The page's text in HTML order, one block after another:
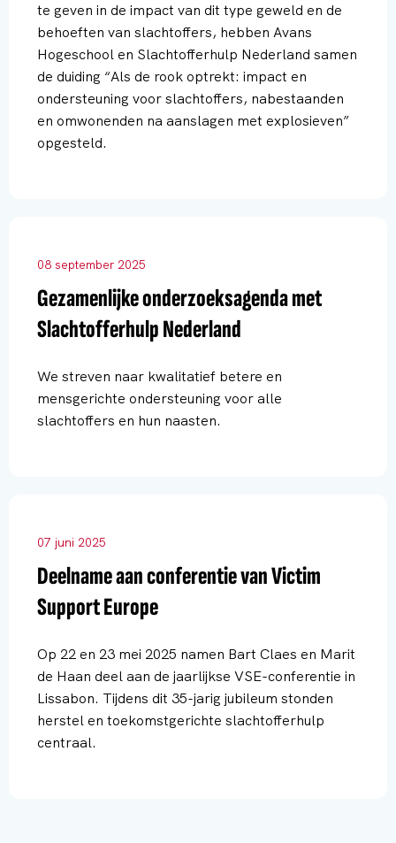
te geven in de impact van dit type geweld en de
behoeften van slachtoffers, hebben Avans
Hogeschool en Slachtofferhulp Nederland samen
de duiding “Als de rook optrekt: impact en
ondersteuning voor slachtoffers, nabestaanden
en omwonenden na aanslagen met explosieven”
opgesteld.
08 september 2025
Gezamenlijke onderzoeksagenda met
Slachtofferhulp Nederland
We streven naar kwalitatief betere en
mensgerichte ondersteuning voor alle
slachtoffers en hun naasten.
07 juni 2025
Deelname aan conferentie van Victim
Support Europe
Op 22 en 23 mei 2025 namen Bart Claes en Marit
de Haan deel aan de jaarlijkse VSE-conferentie in
Lissabon. Tijdens dit 35-jarig jubileum stonden
herstel en toekomstgerichte slachtofferhulp
centraal.